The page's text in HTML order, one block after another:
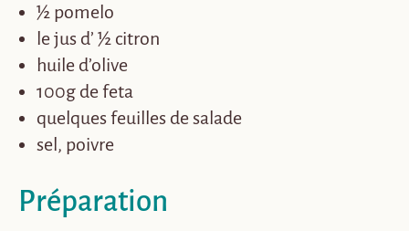
½ pomelo
le jus d’ ½ citron
huile d’olive
100g de feta
quelques feuilles de salade
sel, poivre
Préparation